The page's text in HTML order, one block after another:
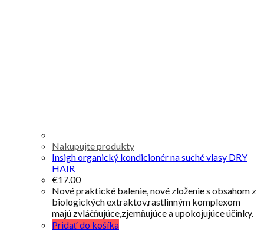
Nakupujte produkty
Insigh organický kondicionér na suché vlasy DRY
HAIR
€17.00
Nové praktické balenie, nové zloženie s obsahom z
biologických extraktov,rastlinným komplexom
majú zvláčňujúce,zjemňujúce a upokojujúce účinky.
Pridať do košíka